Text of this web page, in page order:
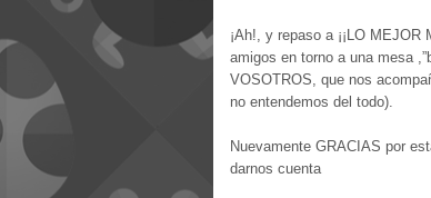
¡Ah!, y repaso a ¡¡LO
amigos en torno a una mesa
VOSOTROS, que nos
no entendemos del todo).
Nuevamente GRACIAS por
darnos cuenta